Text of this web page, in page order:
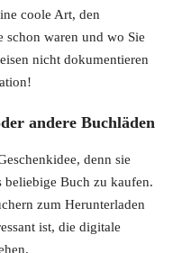
coole Art, den
schon waren und wo Sie
nicht dokumentieren
andere Buchläden
denn sie
beliebige Buch zu kaufen.
zum Herunterladen
ist, die digitale